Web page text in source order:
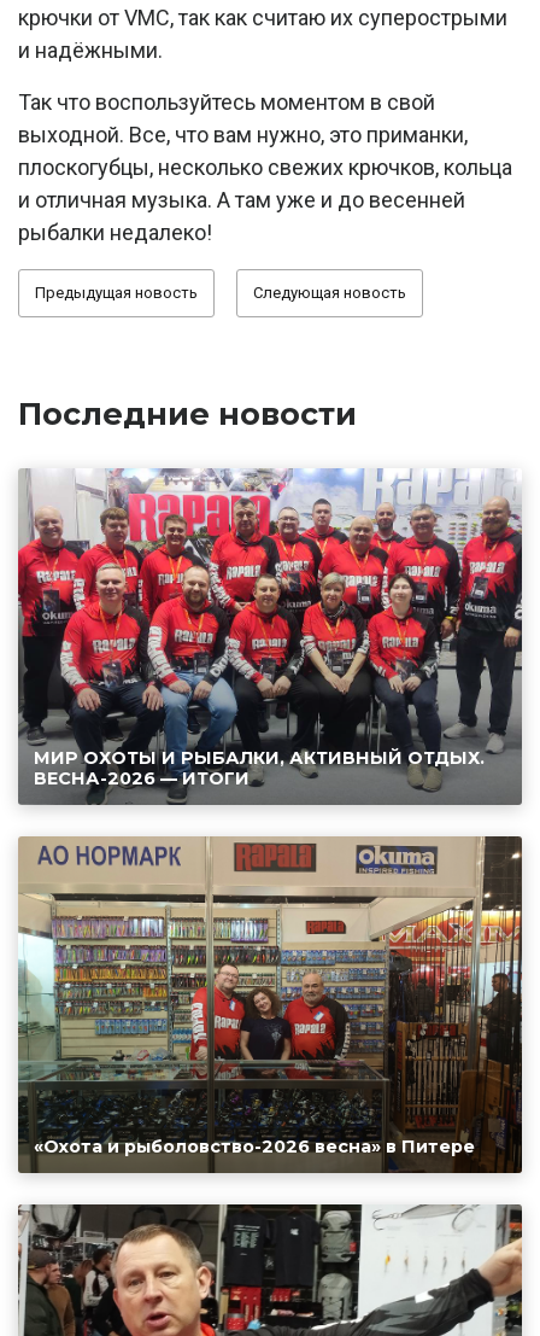
крючки от VMC, так как считаю их суперострыми
и надёжными.
Так что воспользуйтесь моментом в свой
выходной. Все, что вам нужно, это приманки,
плоскогубцы, несколько свежих крючков, кольца
и отличная музыка. А там уже и до весенней
рыбалки недалеко!
Предыдущая новость Следующая новость
Последние новости
МИР ОХОТЫ И РЫБАЛКИ, АКТИВНЫЙ ОТДЫХ.
ВЕСНА-2026 — ИТОГИ
«Охота и рыболовство-2026 весна» в Питере